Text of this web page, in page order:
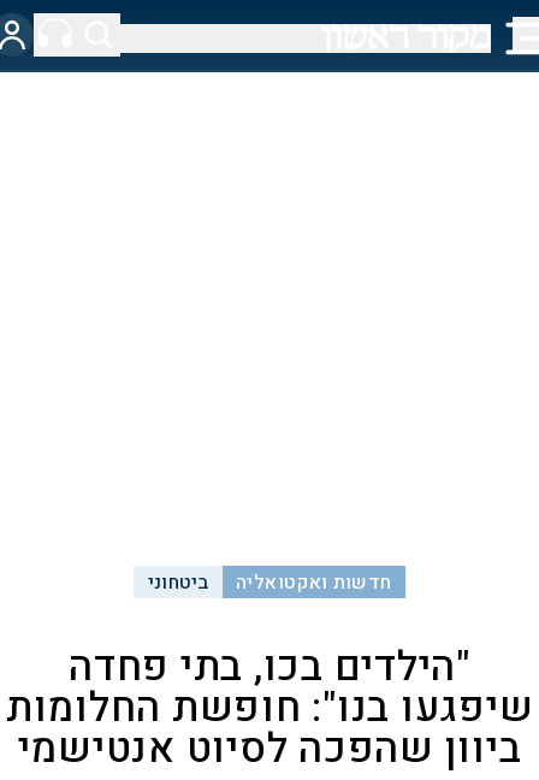
חדשות ואקטואליה ביטחוני
"הילדים בכו, בתי פחדה
שיפגעו בנו": חופשת החלומות
ביוון שהפכה לסיוט אנטישמי